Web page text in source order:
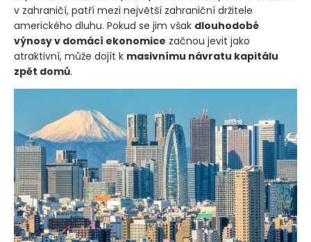
v zahraničí, patří mezi největší zahraniční držitele
amerického dluhu. Pokud se jim však dlouhodobé
výnosy v domácí ekonomice začnou jevit jako
atraktivní, může dojít k masivnímu návratu kapitálu
zpět domů.